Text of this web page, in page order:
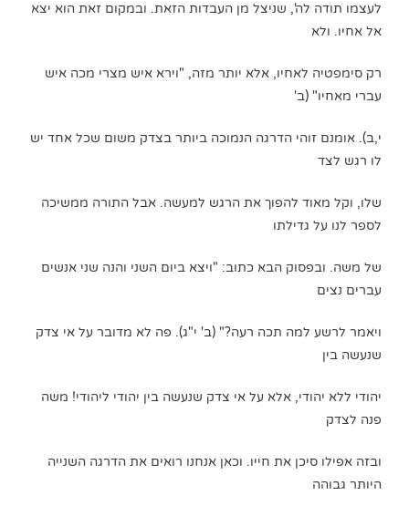
לעצמו תודה לה', שניצל מן העבדות הזאת. ובמקום זאת הוא יצא
אל אחיו. ולא
רק סימפטיה לאחיו, אלא יותר מזה, "וירא איש מצרי מכה איש
עברי מאחיו" (ב'
י,ב). אומנם זוהי הדרגה הנמוכה ביותר בצדק משום שכל אחד יש
לו רגש לצד
שלו, וקל מאוד להפוך את הרגש למעשה. אבל התורה ממשיכה
לספר לנו על גדילתו
של משה. ובפסוק הבא כתוב: "ויצא ביום השני והנה שני אנשים
עברים נצים
ויאמר לרשע למה תכה רעה?" (ב' י"ג). פה לא מדובר על אי צדק
שנעשה בין
יהודי ללא יהודי, אלא על אי צדק שנעשה בין יהודי ליהודי! משה
פנה לצדק
ובזה אפילו סיכן את חייו. וכאן אנחנו רואים את הדרגה השנייה
היותר גבוהה